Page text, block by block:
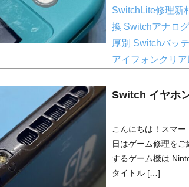
SwitchLite修理新
換 Switchアナロ
厚別 Switchバッ
アイフォンクリア
Switch イヤホ
こんにちは！スマ
日はゲーム修理を
するゲーム機は
タイトル […]